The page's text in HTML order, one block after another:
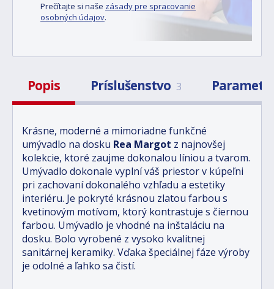
Prečítajte si naše zásady pre spracovanie
osobných údajov.
Popis Príslušenstvo 3
Krásne, moderné a mimoriadne funkčné
umývadlo na dosku Rea Margot z najnovšej
kolekcie, ktoré zaujme dokonalou líniou a tvarom.
Umývadlo dokonale vyplní váš priestor v kúpeľni
pri zachovaní dokonalého vzhľadu a estetiky
interiéru. Je pokryté krásnou zlatou farbou s
kvetinovým motívom, ktorý kontrastuje s čiernou
farbou. Umývadlo je vhodné na inštaláciu na
dosku. Bolo vyrobené z vysoko kvalitnej
sanitárnej keramiky. Vďaka špeciálnej fáze výroby
je odolné a ľahko sa čistí.